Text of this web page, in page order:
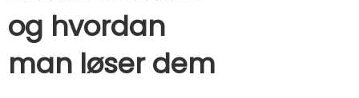
og hvordan
man løser dem